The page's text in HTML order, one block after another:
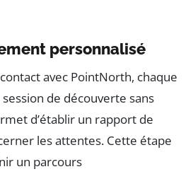
personnalisé
avec PointNorth, chaque
de découverte sans
d’établir un rapport de
les attentes. Cette étape
un parcours